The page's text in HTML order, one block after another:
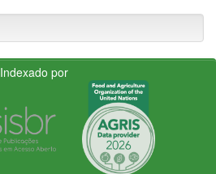
Indexado por